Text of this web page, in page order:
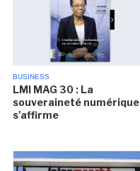
BUSINESS
LMI MAG 30 : La
souveraineté numérique
s'affirme